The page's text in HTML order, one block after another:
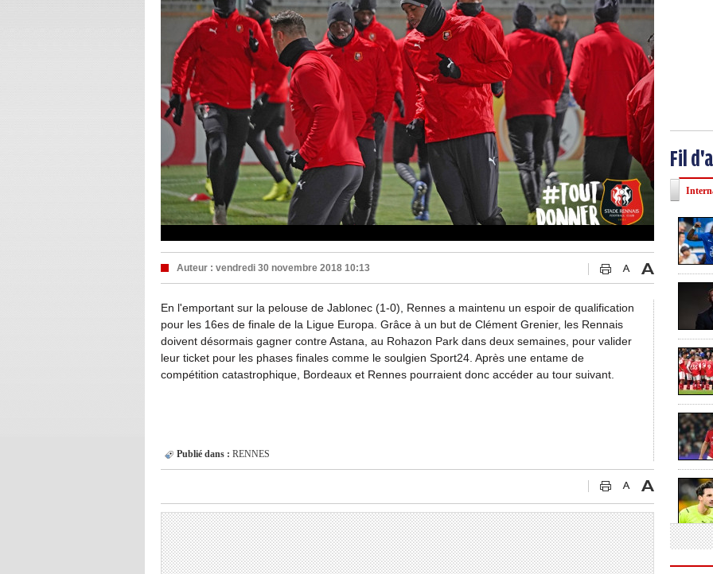
Auteur : vendredi 30 novembre 2018 10:13
En l'emportant sur la pelouse de Jablonec (1-0), Rennes a maintenu un espoir de qualification
pour les 16es de finale de la Ligue Europa. Grâce à un but de Clément Grenier, les Rennais
doivent désormais gagner contre Astana, au Rohazon Park dans deux semaines, pour valider
leur ticket pour les phases finales comme le soulgien Sport24. Après une entame de
compétition catastrophique, Bordeaux et Rennes pourraient donc accéder au tour suivant.
Publié dans : RENNES
Fil